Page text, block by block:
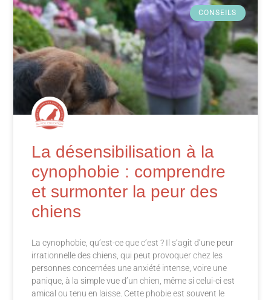
CONSEILS
La désensibilisation à la
cynophobie : comprendre
et surmonter la peur des
chiens
La cynophobie, qu’est-ce que c’est ? Il s’agit d’une peur
irrationnelle des chiens, qui peut provoquer chez les
personnes concernées une anxiété intense, voire une
panique, à la simple vue d’un chien, même si celui-ci est
amical ou tenu en laisse. Cette phobie est souvent le